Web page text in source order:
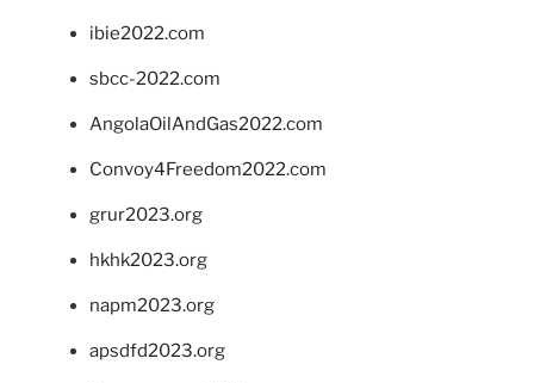
ibie2022.com
sbcc-2022.com
AngolaOilAndGas2022.com
Convoy4Freedom2022.com
grur2023.org
hkhk2023.org
napm2023.org
apsdfd2023.org